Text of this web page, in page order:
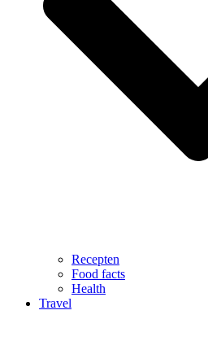
Recepten
Food facts
Health
Travel